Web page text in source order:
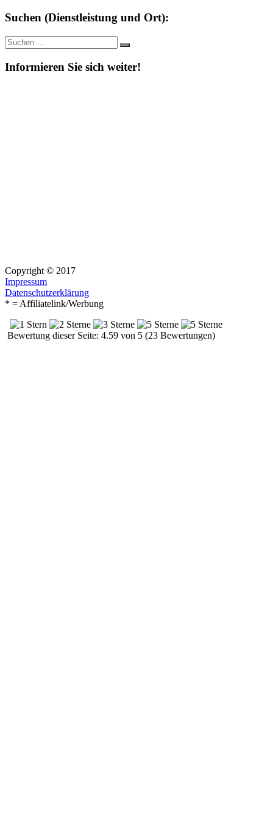
Suchen (Dienstleistung und Ort):
Suche
nach:
Suchen
Informieren Sie sich weiter!
Copyright © 2017
Impressum
Datenschutzerklärung
* = Affiliatelink/Werbung
Bewertung dieser Seite: 4.59 von 5 (23 Bewertungen)